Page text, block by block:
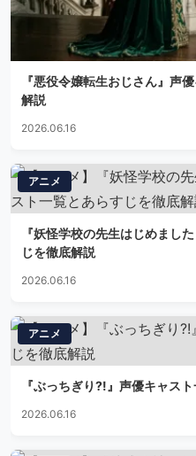
『悪役令嬢転生おじさん』声
解説
2026.06.16
アニメ
『妖怪学校の先生はじめまし
じを徹底解説
2026.06.16
アニメ
『ぶっちぎり?!』声優キャス
2026.06.16